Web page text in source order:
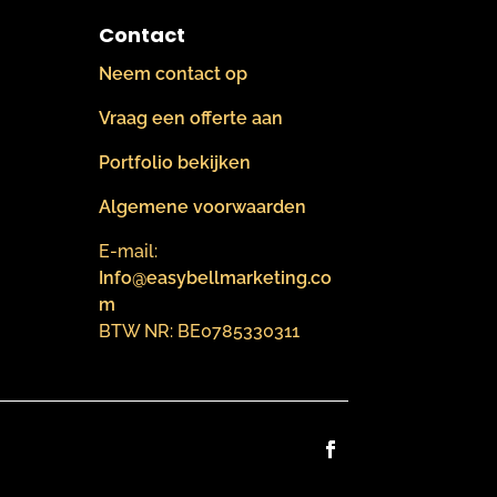
Contact
Neem contact op
Vraag een offerte aan
Portfolio bekijken
Algemene voorwaarden
E-mail:
Info@easybellmarketing.co
m
BTW NR: BE0785330311